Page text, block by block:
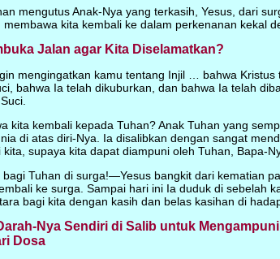
mengutus Anak-Nya yang terkasih, Yesus, dari
kita kembali ke dalam perkenanan kekal
Jalan agar Kita Diselamatkan?
mengingatkan kamu tentang Injil … bahwa Kristus
bahwa Ia telah dikuburkan, dan bahwa Ia telah
kita kembali kepada Tuhan? Anak Tuhan yang
di atas diri-Nya. Ia disalibkan dengan sangat
supaya kita dapat diampuni oleh Tuhan, Bapa-
Tuhan di surga!—Yesus bangkit dari kematian
ke surga. Sampai hari ini Ia duduk di sebelah
bagi kita dengan kasih dan belas kasihan di
Nya Sendiri di Salib untuk
Dosa